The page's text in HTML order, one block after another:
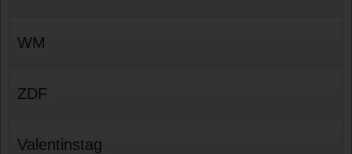
WM
ZDF
Valentinstag